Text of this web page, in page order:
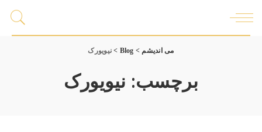
می اندیشم >
Blog
> نیویورک
برچسب: نیویورک